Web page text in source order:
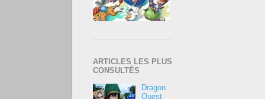
ARTICLES LES PLUS
CONSULTÉS
Dragon
Quest